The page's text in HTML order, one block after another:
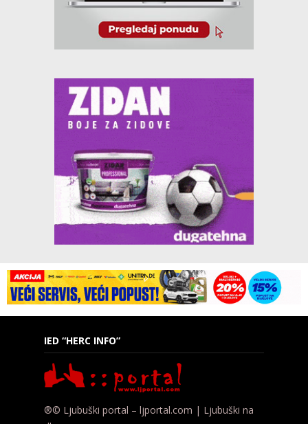
IED “HERC INFO”
®© Ljubuški portal – ljportal.com | Ljubuški na